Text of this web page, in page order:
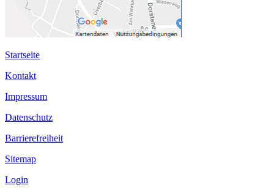
Startseite
Kontakt
Impressum
Datenschutz
Barrierefreiheit
Sitemap
Login